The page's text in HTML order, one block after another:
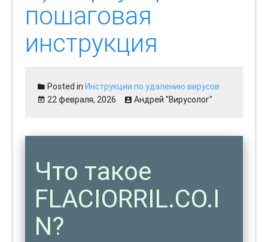
пошаговая
инструкция
Posted inИнструкции по удалению вирусов
22 февраля, 2026
Андрей "Вирусолог"
Что такое
FLACIORRIL.CO.I
N?